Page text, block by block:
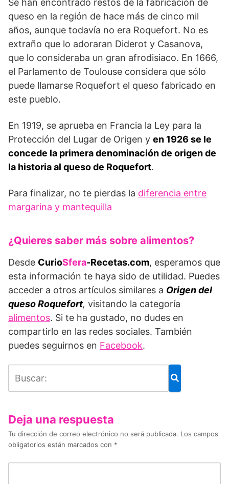
queso en la región de hace más de cinco mil
años, aunque todavía no era Roquefort. No es
extraño que lo adoraran Diderot y Casanova,
que lo consideraba un gran afrodisiaco. En 1666,
el Parlamento de Toulouse considera que sólo
puede llamarse Roquefort el queso fabricado en
este pueblo.
En 1919, se aprueba en Francia la Ley para la
Protección del Lugar de Origen y en 1926 se le
concede la primera denominación de origen de
la historia al queso de Roquefort.
Para finalizar, no te pierdas la diferencia entre
margarina y mantequilla
¿Quieres saber más sobre alimentos?
Desde CurioSfera-Recetas.com, esperamos que
esta información te haya sido de utilidad. Puedes
acceder a otros artículos similares a Origen del
queso Roquefort, visitando la categoría
alimentos. Si te ha gustado, no dudes en
compartirlo en las redes sociales. También
puedes seguirnos en Facebook.
Deja una respuesta
Tu dirección de correo electrónico no será publicada. Los campos
obligatorios están marcados con *